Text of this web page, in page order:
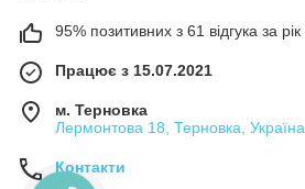
95% позитивних з 61 відгука за рік
Працює з 15.07.2021
м. Терновка
Лермонтова 18, Терновка, Україна
Контакти